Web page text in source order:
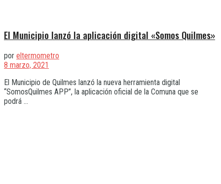
El Municipio lanzó la aplicación digital «Somos Quilmes»
por eltermometro
8 marzo, 2021
El Municipio de Quilmes lanzó la nueva herramienta digital
“SomosQuilmes APP”, la aplicación oficial de la Comuna que se
podrá ...